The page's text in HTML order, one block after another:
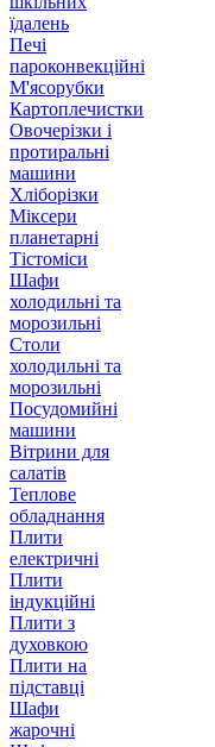
їдалень
Печі
пароконвекційні
М'ясорубки
Картоплечистки
Овочерізки і
протиральні
машини
Хліборізки
Міксери
планетарні
Тістоміси
Шафи
холодильні та
морозильні
Столи
холодильні та
морозильні
Посудомийні
машини
Вітрини для
салатів
Теплове
обладнання
Плити
електричні
Плити
індукційні
Плити з
духовкою
Плити на
підставці
Шафи
жарочні